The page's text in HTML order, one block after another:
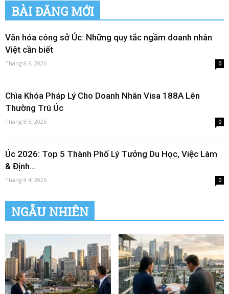
BÀI ĐĂNG MỚI
Văn hóa công sở Úc: Những quy tắc ngầm doanh nhân
Việt cần biết
Tháng 8 6, 2026 0
Chìa Khóa Pháp Lý Cho Doanh Nhân Visa 188A Lên
Thường Trú Úc
Tháng 8 5, 2026 0
Úc 2026: Top 5 Thành Phố Lý Tưởng Du Học, Việc Làm
& Định...
Tháng 8 4, 2026 0
NGẪU NHIÊN